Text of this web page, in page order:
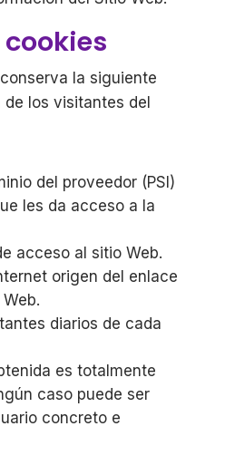
la siguiente
los visitantes del
del proveedor (PSI)
les da acceso a la
acceso al sitio Web.
origen del enlace
diarios de cada
es totalmente
caso puede ser
concreto e